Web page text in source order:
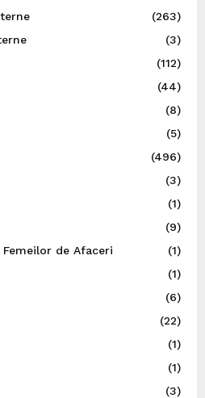
(263)
(3)
(112)
(44)
(8)
(5)
(496)
(3)
(1)
(9)
de Afaceri
(1)
(1)
(6)
(22)
(1)
(1)
(3)